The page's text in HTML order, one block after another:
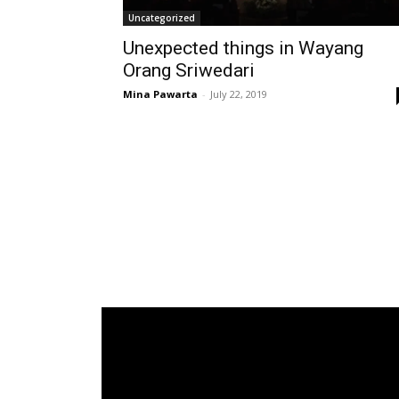
Uncategorized
Unexpected things in Wayang
Orang Sriwedari
Mina Pawarta - July 22, 2019